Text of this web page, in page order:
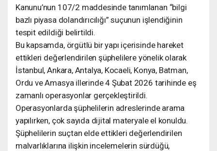
Kanunu’nun 107/2 maddesinde tanımlanan “bilgi
bazlı piyasa dolandırıcılığı” suçunun işlendiğinin
tespit edildiği belirtildi.
Bu kapsamda, örgütlü bir yapı içerisinde hareket
ettikleri değerlendirilen şüphelilere yönelik olarak
İstanbul, Ankara, Antalya, Kocaeli, Konya, Batman,
Ordu ve Amasya illerinde 4 Şubat 2026 tarihinde eş
zamanlı operasyonlar gerçekleştirildi.
Operasyonlarda şüphelilerin adreslerinde arama
yapılırken, çok sayıda dijital materyale el konuldu.
Şüphelilerin suçtan elde ettikleri değerlendirilen
malvarlıklarına ilişkin incelemelerin sürdüğü,